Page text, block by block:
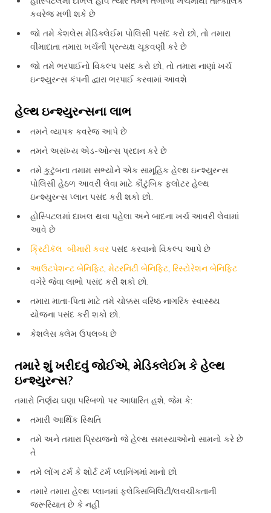
કવરેજ મળી શકે છે
જો તમે કેશલેસ મેડિક્લેઈમ પોલિસી પસંદ કરો છો, તો તમારા
વીમાદાતા તમારા ખર્ચની પ્રત્યક્ષ ચૂકવણી કરે છે
જો તમે ભરપાઈનો વિકલ્પ પસંદ કરો છો, તો તમારા નાણાં ખર્ચ
ઇન્શ્યુરન્સ કંપની દ્વારા ભરપાઈ કરવામાં આવશે
હેલ્થ ઇન્શ્યુરન્સના લાભ
તમને વ્યાપક કવરેજ આપે છે
તમને અસંખ્ય એડ-ઓન્સ પ્રદાન કરે છે
તમે કુટુંબના તમામ સભ્યોને એક સામૂહિક હેલ્થ ઇન્શ્યુરન્સ
પોલિસી હેઠળ આવરી લેવા માટે કૌટુંબિક ફ્લોટર હેલ્થ
ઇન્શ્યુરન્સ પ્લાન પસંદ કરી શકો છો.
હોસ્પિટલમાં દાખલ થવા પહેલા અને બાદના ખર્ચ આવરી લેવામાં
આવે છે
ક્રિટીકૅલ બીમારી કવર પસંદ કરવાનો વિકલ્પ આપે છે
આઉટપેશન્ટ બેનિફિટ મેટરનિટી બેનિફિટ રિસ્ટોરેશન બેનિફિટ
વગેરે જેવા લાભો પસંદ કરી શકો છો.
તમારા માતા-પિતા માટે તમે ચોક્કસ વરિષ્ઠ નાગરિક સ્વાસ્થ્ય
યોજના પસંદ કરી શકો છો.
કેશલેસ ક્લેમ ઉપલબ્ધ છે
તમારે શું ખરીદવું જોઈએ, મેડિક્લેઈમ કે હેલ્થ
ઇન્શ્યુરન્સ?
તમારો નિર્ણય ઘણા પરિબળો પર આધારિત હશે, જેમ કે:
તમારી આર્થિક સ્થિતિ
તમે અને તમારા પ્રિયજનો જે હેલ્થ સમસ્યાઓનો સામનો કરે છે
તે
તમે લોંગ ટર્મ કે શોર્ટ ટર્મ પ્લાનિંગમાં માનો છો
તમારે તમારા હેલ્થ પ્લાનમાં ફ્લેક્સિબિલિટી/લવચીકતાની
જરૂરિયાત છે કે નહીં